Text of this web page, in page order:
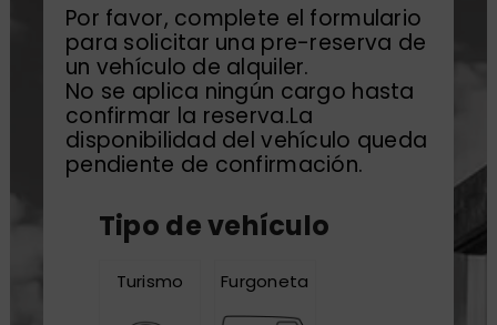
Por favor, complete el formulario
para solicitar una pre-reserva de
un vehículo de alquiler.
No se aplica ningún cargo hasta
confirmar la reserva.La
disponibilidad del vehículo queda
pendiente de confirmación.
Tipo de vehículo
Turismo Furgoneta